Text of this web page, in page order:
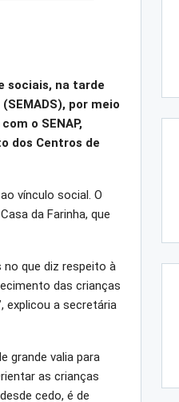
sociais, na tarde
por meio
o SENAP,
dos Centros de
vínculo social. O
da Farinha, que
que diz respeito à
das crianças
explicou a secretária
grande valia para
as crianças
cedo, é de